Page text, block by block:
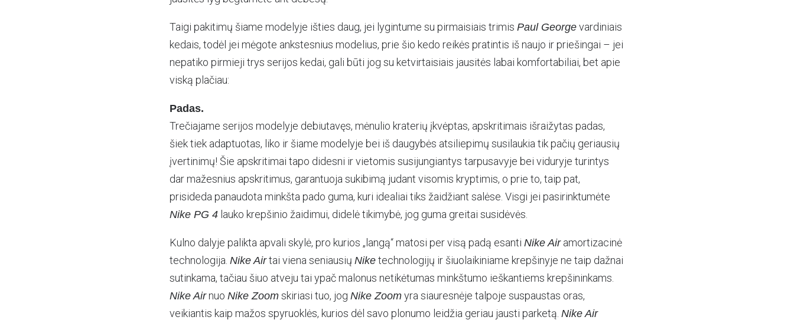
Taigi pakitimų šiame modelyje išties daug, jei lygintume su pirmaisiais trimis Paul George vardiniais
kedais, todėl jei mėgote ankstesnius modelius, prie šio kedo reikės pratintis iš naujo ir priešingai – jei
nepatiko pirmieji trys serijos kedai, gali būti jog su ketvirtaisiais jausitės labai komfortabiliai, bet apie
viską plačiau:
Padas.
Trečiajame serijos modelyje debiutavęs, mėnulio kraterių įkvėptas, apskritimais išraižytas padas,
šiek tiek adaptuotas, liko ir šiame modelyje bei iš daugybės atsiliepimų susilaukia tik pačių geriausių
įvertinimų! Šie apskritimai tapo didesni ir vietomis susijungiantys tarpusavyje bei viduryje turintys
dar mažesnius apskritimus, garantuoja sukibimą judant visomis kryptimis, o prie to, taip pat,
prisideda panaudota minkšta pado guma, kuri idealiai tiks žaidžiant salėse. Visgi jei pasirinktumėte
Nike PG 4 lauko krepšinio žaidimui, didelė tikimybė, jog guma greitai susidėvės.
Kulno dalyje palikta apvali skylė, pro kurios „langą“ matosi per visą padą esanti Nike Airamortizacinė
technologija. Nike Airtai viena seniausių Nike technologijų ir šiuolaikiniame krepšinyje ne taip dažnai
sutinkama, tačiau šiuo atveju tai ypač malonus netikėtumas minkštumo ieškantiems krepšininkams.
Nike Airnuo Nike Zoom skiriasi tuo, jog Nike Zoom yra siauresnėje talpoje suspaustas oras,
veikiantis kaip mažos spyruoklės, kurios dėl savo plonumo leidžia geriau jausti parketą. Nike Air